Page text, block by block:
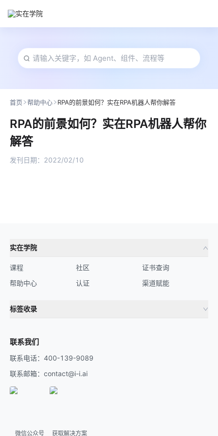
首页 帮助中心 RPA的前景如何？实在RPA机器人帮你解答
RPA的前景如何？实在RPA机器人帮你
解答
发刊日期： 2022/02/10
实在学院
课程
帮助中心
社区
认证
证书查询
渠道赋能
标签收录
联系我们
联系电话：400-139-9089
联系邮箱：contact@i-i.ai
微信公众号 获取解决方案